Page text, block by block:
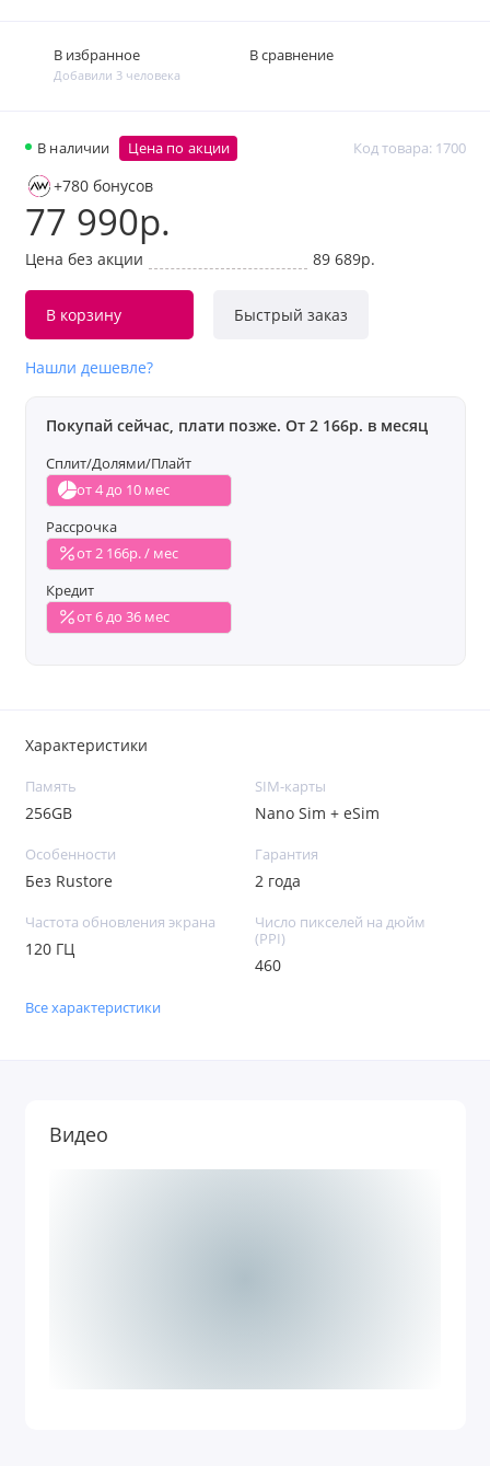
В наличии Код товара: 1700
Цена по акции
+780 бонусов
77 990р.
Цена без акции 89 689р.
В корзину Быстрый заказ
Нашли дешевле?
Покупай сейчас, плати позже. От 2 166р. в месяц
Сплит/Долями/Плайт
от 4 до 10 мес
Рассрочка
от 2 166р. / мес
Кредит
от 6 до 36 мес
В избранное
Добавили 3 человека
В сравнение
Характеристики
Память
256GB
SIM-карты
Nano Sim + eSim
Особенности
Без Rustore
Гарантия
2 года
Частота обновления экрана
120 ГЦ
Число пикселей на дюйм
(PPI)
460
Все характеристики
Видео